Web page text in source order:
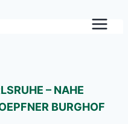
– NAHE
BURGHOF